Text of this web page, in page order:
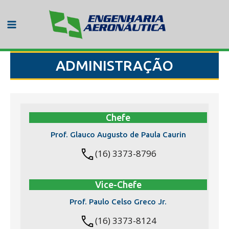
ADMINISTRAÇÃO
Chefe
Prof. Glauco Augusto de Paula Caurin
(16) 3373-8796
Vice-Chefe
Prof. Paulo Celso Greco Jr.
(16) 3373-8124